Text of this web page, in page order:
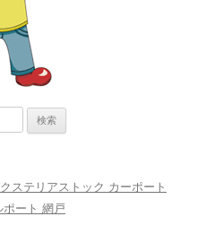
ステリアストック カーポート
ート 網戸